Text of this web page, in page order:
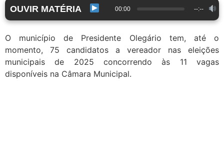
OUVIR MATÉRIA 00:00 --:--
O município de Presidente Olegário tem, até o
momento, 75 candidatos a vereador nas eleições
municipais de 2025 concorrendo às 11 vagas
disponíveis na Câmara Municipal.